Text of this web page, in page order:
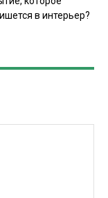
в интерьер?